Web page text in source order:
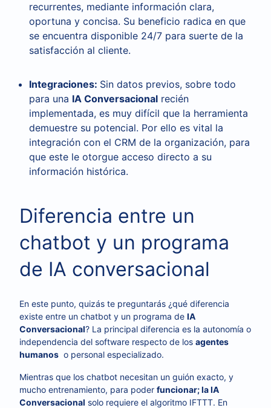
recurrentes, mediante información clara,
oportuna y concisa. Su beneficio radica en que
se encuentra disponible 24/7 para suerte de la
satisfacción al cliente.
Integraciones: Sin datos previos, sobre todo
para una IA Conversacional recién
implementada, es muy difícil que la herramienta
demuestre su potencial. Por ello es vital la
integración con el CRM de la organización, para
que este le otorgue acceso directo a su
información histórica.
Diferencia entre un
chatbot y un programa
de IA conversacional
En este punto, quizás te preguntarás ¿qué diferencia
existe entre un chatbot y un programa de IA
Conversacional? La principal diferencia es la autonomía o
independencia del software respecto de los agentes
humanos o personal especializado.
Mientras que los chatbot necesitan un guión exacto, y
mucho entrenamiento, para poder funcionar; la IA
Conversacional solo requiere el algoritmo IFTTT. En